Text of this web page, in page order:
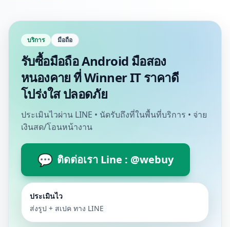
บริการ มือถือ
รับซื้อมือถือ Android มือสอง
หนองคาย ที่ Winner IT ราคาดี
โปร่งใส ปลอดภัย
ประเมินไวผ่าน LINE • นัดรับถึงที่ในพื้นที่บริการ • จ่าย
เงินสด/โอนหน้างาน
💬 ติดต่อเรา Line : @webuy
ประเมินไว
ส่งรูป + สเปค ทาง LINE